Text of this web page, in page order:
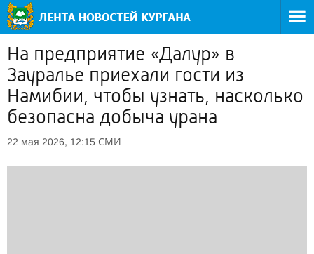
На предприятие «Далур» в
Зауралье приехали гости из
Намибии, чтобы узнать, насколько
безопасна добыча урана
22 мая 2026, 12:15 СМИ